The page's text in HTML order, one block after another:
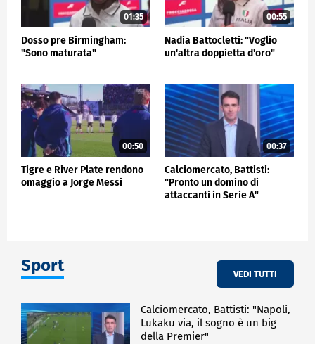
01:35
Dosso pre Birmingham:
"Sono maturata"
00:55
Nadia Battocletti: "Voglio
un'altra doppietta d'oro"
00:50
Tigre e River Plate rendono
omaggio a Jorge Messi
00:37
Calciomercato, Battisti:
"Pronto un domino di
attaccanti in Serie A"
Sport VEDI TUTTI
Calciomercato, Battisti: "Napoli,
Lukaku via, il sogno è un big
della Premier"